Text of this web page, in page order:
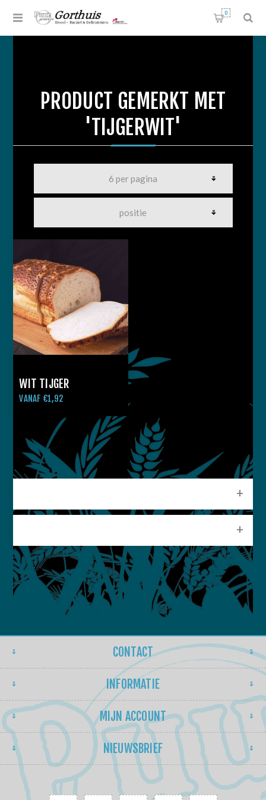
0
PRODUCT GEMERKT MET
'TIJGERWIT'
WIT TIJGER
VANAF €1,92
CONTACT
INFORMATIE
MIJN ACCOUNT
NIEUWSBRIEF